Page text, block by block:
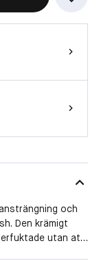
och
Den krämigt
utan att